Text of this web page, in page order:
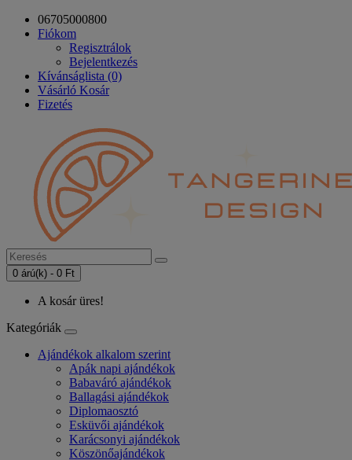
06705000800
Fiókom
Regisztrálok
Bejelentkezés
Kívánságlista (0)
Vásárló Kosár
Fizetés
0 árú(k) - 0 Ft
A kosár üres!
Kategóriák
Ajándékok alkalom szerint
Apák napi ajándékok
Babaváró ajándékok
Ballagási ajándékok
Diplomaosztó
Esküvői ajándékok
Karácsonyi ajándékok
Köszönőajándékok